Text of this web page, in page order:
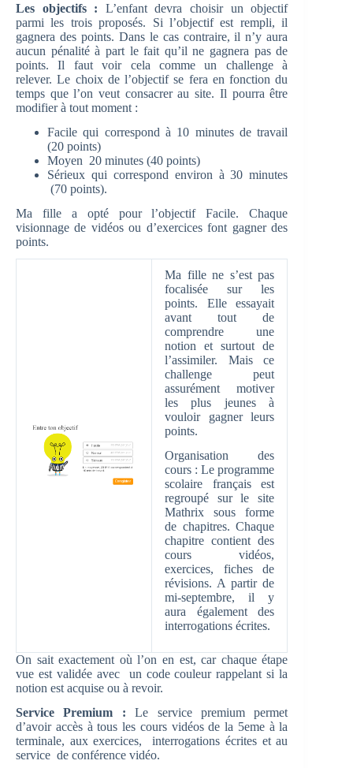
Les objectifs : L’enfant devra choisir un objectif
parmi les trois proposés. Si l’objectif est rempli, il
gagnera des points. Dans le cas contraire, il n’y aura
aucun pénalité à part le fait qu’il ne gagnera pas de
points. Il faut voir cela comme un challenge à
relever. Le choix de l’objectif se fera en fonction du
temps que l’on veut consacrer au site. Il pourra être
modifier à tout moment :
Facile qui correspond à 10 minutes de travail
(20 points)
Moyen 20 minutes (40 points)
Sérieux qui correspond environ à 30 minutes
(70 points).
Ma fille a opté pour l’objectif Facile. Chaque
visionnage de vidéos ou d’exercices font gagner des
points.
Ma fille ne s’est pas
focalisée sur les
points. Elle essayait
avant tout de
comprendre une
notion et surtout de
l’assimiler. Mais ce
challenge peut
assurément motiver
les plus jeunes à
vouloir gagner leurs
points.
Organisation des
cours : Le programme
scolaire français est
regroupé sur le site
Mathrix sous forme
de chapitres. Chaque
chapitre contient des
cours vidéos,
exercices, fiches de
révisions. A partir de
mi-septembre, il y
aura également des
interrogations écrites.
On sait exactement où l’on en est, car chaque étape
vue est validée avec un code couleur rappelant si la
notion est acquise ou à revoir.
Service Premium :Le service premium permet
d’avoir accès à tous les cours vidéos de la 5eme à la
terminale, aux exercices, interrogations écrites et au
service de conférence vidéo.